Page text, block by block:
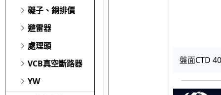
礙子、銅排價
避雷器
處理頭
VCB真空斷路器
YW
盤面CTD